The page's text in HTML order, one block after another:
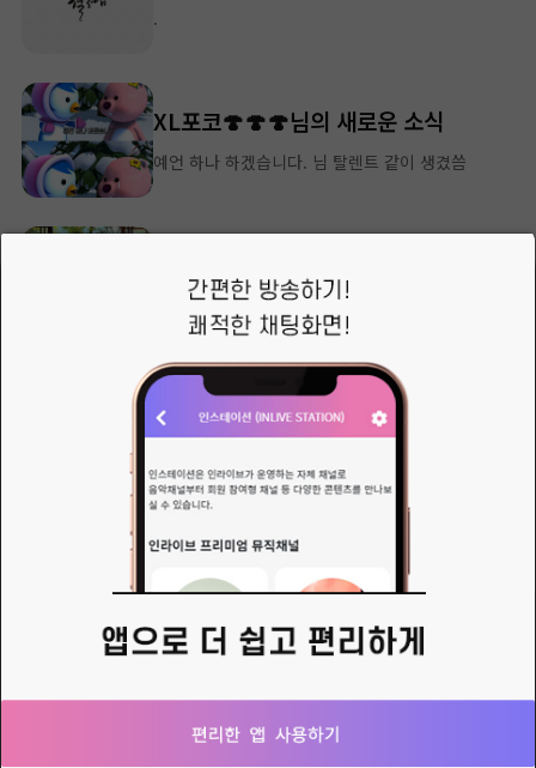
.
XL포코🍄🍄🍄님의 새로운 소식
예언 하나 하겠습니다. 님 탈렌트 같이 생겼씀
👉[실시간 보호 끄기]
핑크여니౿ꕤ님의 새로운 소식
여니와함께
ς੭juju。님의 새로운 소식